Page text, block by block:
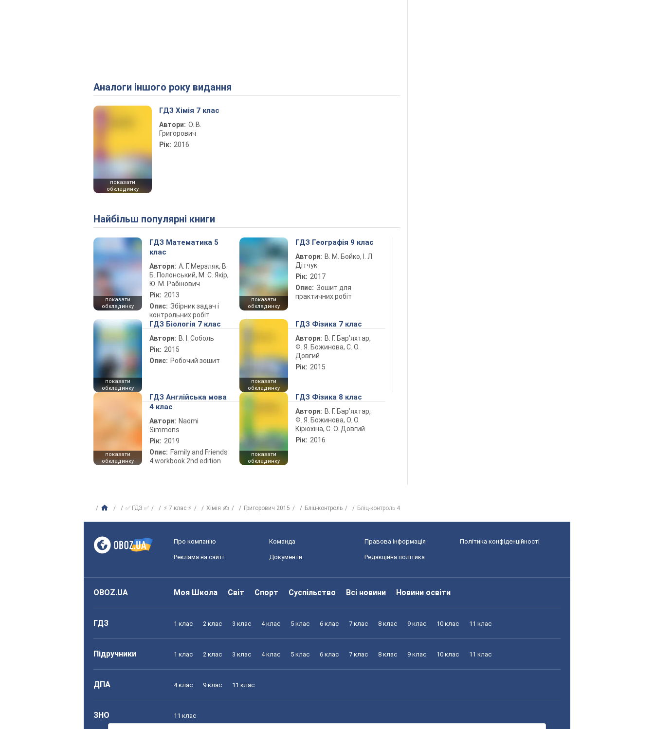
Аналоги іншого року видання
показати
обкладинку
ГДЗ Хімія 7 клас
Автори: О. В.
Григорович
Рік: 2016
Найбільш популярні книги
показати
обкладинку
ГДЗ Математика 5
клас
Автори: А. Г. Мерзляк, В.
Б. Полонський, М. С. Якір,
Ю. М. Рабінович
Рік: 2013
Опис: Збірник задач і
контрольних робіт
показати
обкладинку
ГДЗ Географія 9 клас
Автори: В. М. Бойко, І. Л.
Дітчук
Рік: 2017
Опис: Зошит для
практичних робіт
показати
обкладинку
ГДЗ Біологія 7 клас
Автори: В. І. Соболь
Рік: 2015
Опис: Робочий зошит
показати
обкладинку
ГДЗ Фізика 7 клас
Автори: В. Г. Бар’яхтар,
Ф. Я. Божинова, С. О.
Довгий
Рік: 2015
показати
обкладинку
ГДЗ Англійська мова
4 клас
Автори: Naomi
Simmons
Рік: 2019
Опис: Family and Friends
4 workbook 2nd edition
показати
обкладинку
ГДЗ Фізика 8 клас
Автори: В. Г. Бар’яхтар,
Ф. Я. Божинова, О. О.
Кірюхіна, С. О. Довгий
Рік: 2016
✅ ГДЗ ✅ ⚡ 7 клас ⚡ Хімія ✍ Григорович 2015 Бліц-контроль Бліц-контроль 4
Про компанію Команда Правова інформація Політика конфіденційності
Реклама на сайті Документи Редакційна політика
OBOZ.UA Моя Школа Світ Спорт Суспільство Всі новини Новини освіти
ГДЗ 1 клас 2 клас 3 клас 4 клас 5 клас 6 клас 7 клас 8 клас 9 клас 10 клас 11 клас
Підручники 1 клас 2 клас 3 клас 4 клас 5 клас 6 клас 7 клас 8 клас 9 клас 10 клас 11 клас
ДПА 4 клас 9 клас 11 клас
ЗНО 11 клас